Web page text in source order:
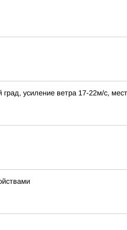
усиление ветра 17-22м/с,